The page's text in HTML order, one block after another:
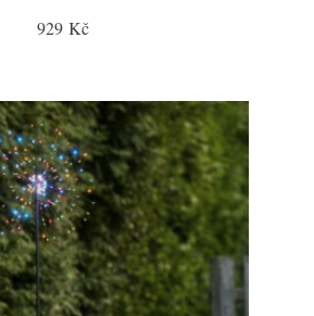
929 Kč